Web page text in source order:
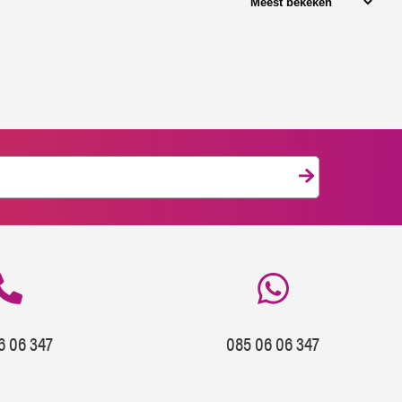
06 347 085 06 06 347